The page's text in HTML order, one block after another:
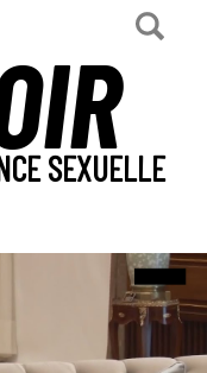
SEXUELLE